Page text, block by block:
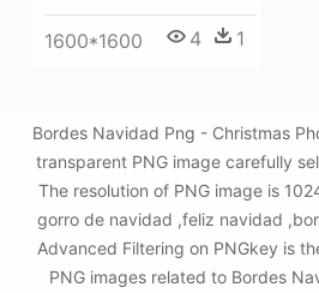
1600*1600 4 1
Bordes Navidad Png - Christmas
transparent PNG image carefully
The resolution of PNG image is
gorro de navidad ,feliz navidad
Advanced Filtering on PNGkey is
PNG images related to Bordes